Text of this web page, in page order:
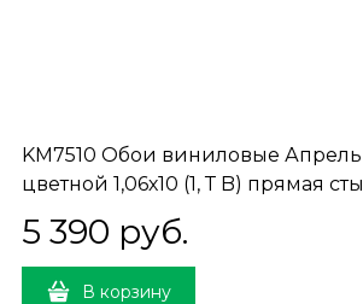
KM7510 Обои виниловые
цветной 1,06х10 (1, Т B) прямая
5 390 руб.
В корзину